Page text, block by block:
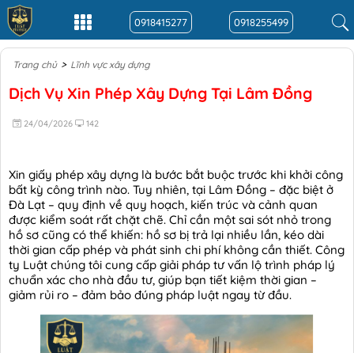
0918415277 0918255499
Trang chủ > Lĩnh vực xây dựng
Dịch Vụ Xin Phép Xây Dựng Tại Lâm Đồng
24/04/2026 142
Xin giấy phép xây dựng là bước bắt buộc trước khi khởi công
bất kỳ công trình nào. Tuy nhiên, tại Lâm Đồng – đặc biệt ở
Đà Lạt – quy định về quy hoạch, kiến trúc và cảnh quan
được kiểm soát rất chặt chẽ. Chỉ cần một sai sót nhỏ trong
hồ sơ cũng có thể khiến: hồ sơ bị trả lại nhiều lần, kéo dài
thời gian cấp phép và phát sinh chi phí không cần thiết. Công
ty Luật chúng tôi cung cấp giải pháp tư vấn lộ trình pháp lý
chuẩn xác cho nhà đầu tư, giúp bạn tiết kiệm thời gian –
giảm rủi ro – đảm bảo đúng pháp luật ngay từ đầu.